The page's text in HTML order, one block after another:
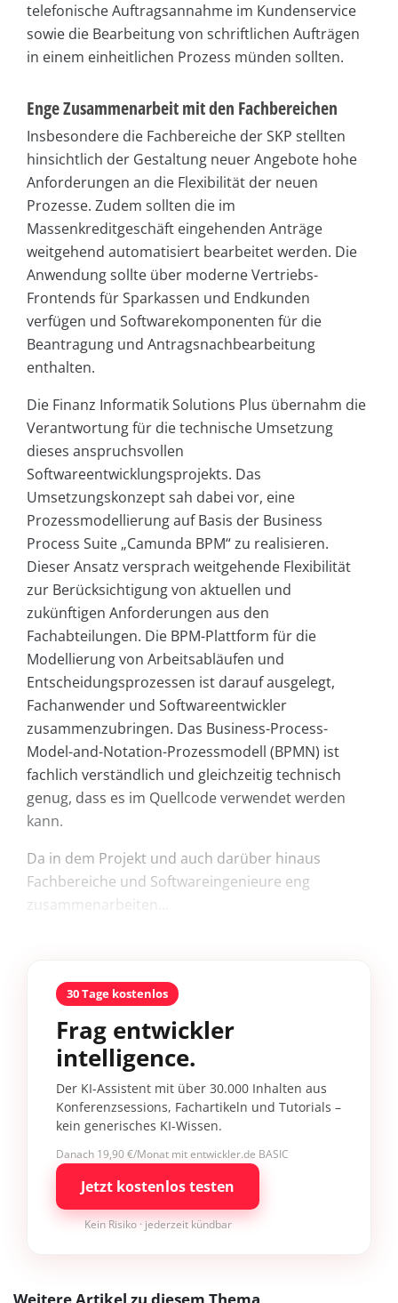
telefonische Auftragsannahme im Kundenservice
sowie die Bearbeitung von schriftlichen Aufträgen
in einem einheitlichen Prozess münden sollten.
Enge Zusammenarbeit mit den Fachbereichen
Insbesondere die Fachbereiche der SKP stellten
hinsichtlich der Gestaltung neuer Angebote hohe
Anforderungen an die Flexibilität der neuen
Prozesse. Zudem sollten die im
Massenkreditgeschäft eingehenden Anträge
weitgehend automatisiert bearbeitet werden. Die
Anwendung sollte über moderne Vertriebs-
Frontends für Sparkassen und Endkunden
verfügen und Softwarekomponenten für die
Beantragung und Antragsnachbearbeitung
enthalten.
Die Finanz Informatik Solutions Plus übernahm die
Verantwortung für die technische Umsetzung
dieses anspruchsvollen
Softwareentwicklungsprojekts. Das
Umsetzungskonzept sah dabei vor, eine
Prozessmodellierung auf Basis der Business
Process Suite „Camunda BPM“ zu realisieren.
Dieser Ansatz versprach weitgehende Flexibilität
zur Berücksichtigung von aktuellen und
zukünftigen Anforderungen aus den
Fachabteilungen. Die BPM-Plattform für die
Modellierung von Arbeitsabläufen und
Entscheidungsprozessen ist darauf ausgelegt,
Fachanwender und Softwareentwickler
zusammenzubringen. Das Business-Process-
Model-and-Notation-Prozessmodell (BPMN) ist
fachlich verständlich und gleichzeitig technisch
genug, dass es im Quellcode verwendet werden
kann.
Da in dem Projekt und auch darüber hinaus
Fachbereiche und Softwareingenieure eng
zusammenarbeiten...
30 Tage kostenlos
Frag entwickler
intelligence.
Der KI-Assistent mit über 30.000 Inhalten aus
Konferenzsessions, Fachartikeln und Tutorials –
kein generisches KI-Wissen.
Danach 19,90 €/Monat mit entwickler.de BASIC
Jetzt kostenlos testen
Kein Risiko · jederzeit kündbar